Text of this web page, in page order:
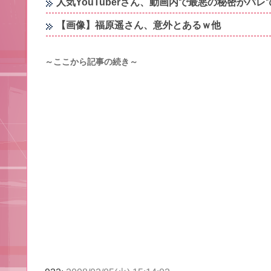
人気YouTuberさん、動画内で最悪の秘密がバレ
【画像】福原遥さん、意外とあるｗ他
～ここから記事の続き～